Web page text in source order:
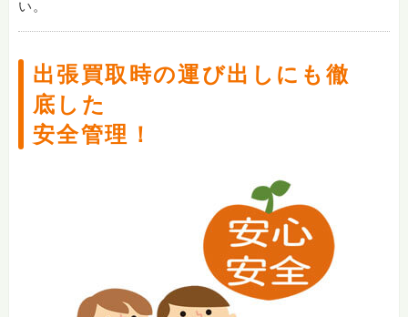
い。
出張買取時の運び出しにも徹
底した
安全管理！